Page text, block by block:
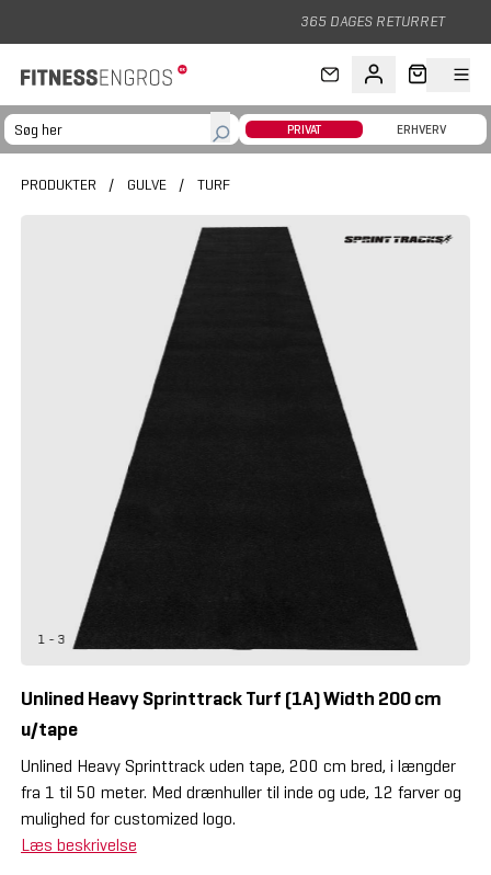
365 DAGES RETURRET
PRIVAT ERHVERV
PRODUKTER / GULVE / TURF
1 - 3
Unlined Heavy Sprinttrack Turf (1A) Width 200 cm
u/tape
Unlined Heavy Sprinttrack uden tape, 200 cm bred, i længder
fra 1 til 50 meter. Med drænhuller til inde og ude, 12 farver og
mulighed for customized logo.
Læs beskrivelse